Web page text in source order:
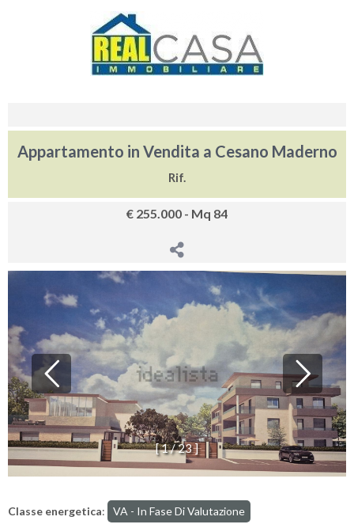
Appartamento in Vendita a Cesano Maderno
Rif.
€ 255.000 - Mq 84
[1/23]
Classe energetica: VA - In Fase Di Valutazione